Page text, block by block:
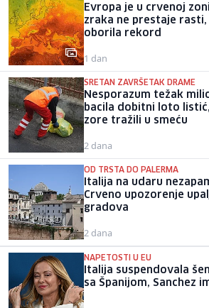
Evropa je u crvenoj
zraka ne prestaje rasti,
oborila rekord
1 dan
SRETAN ZAVRŠETAK DRAME
Nesporazum težak
bacila dobitni loto
zore tražili u smeću
2 dana
OD TRSTA DO PALERMA
Italija na udaru
Crveno upozorenje
gradova
2 dana
NAPETOSTI U EU
Italija suspendovala
sa Španijom, Sanchez